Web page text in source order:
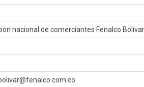
nacional de comerciantes Fenalco Bolívar